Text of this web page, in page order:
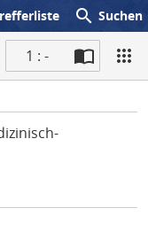
search Suchen
1 : -